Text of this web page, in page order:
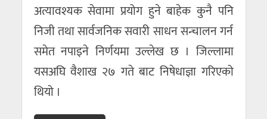
अत्यावश्यक सेवामा प्रयोग हुने बाहेक कुनै पनि
निजी तथा सार्वजनिक सवारी साधन सन्चालन गर्न
समेत नपाइने निर्णयमा उल्लेख छ । जिल्लामा
यसअघि वैशाख २७ गते बाट निषेधाज्ञा गरिएको
थियो ।